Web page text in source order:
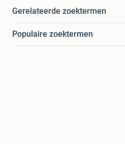
Gerelateerde zoektermen
Populaire zoektermen